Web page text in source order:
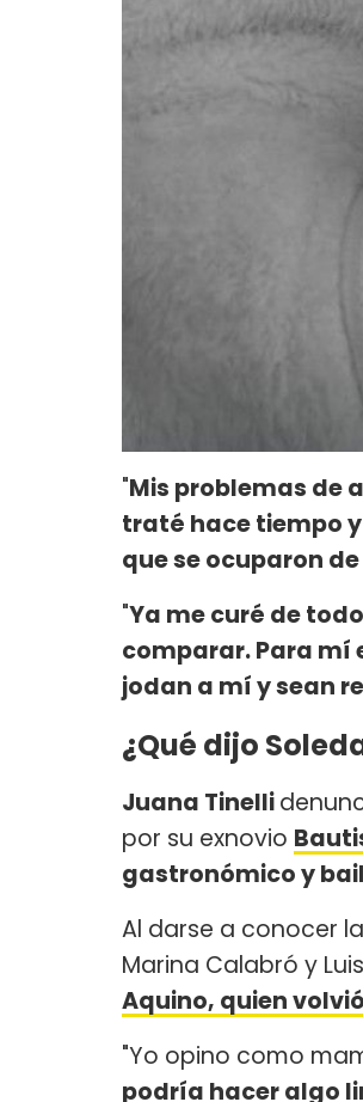
"Mis problemas de
traté hace tiempo
que se ocuparon
"Ya me curé de
comparar. Para mí
jodan a mí y sean
¿Qué dijo
Juana Tinelli
por su exnovio
gastronómico y
Al darse a conocer
Marina Calabró y
Aquino, quien
"Yo opino como
podría hacer algo